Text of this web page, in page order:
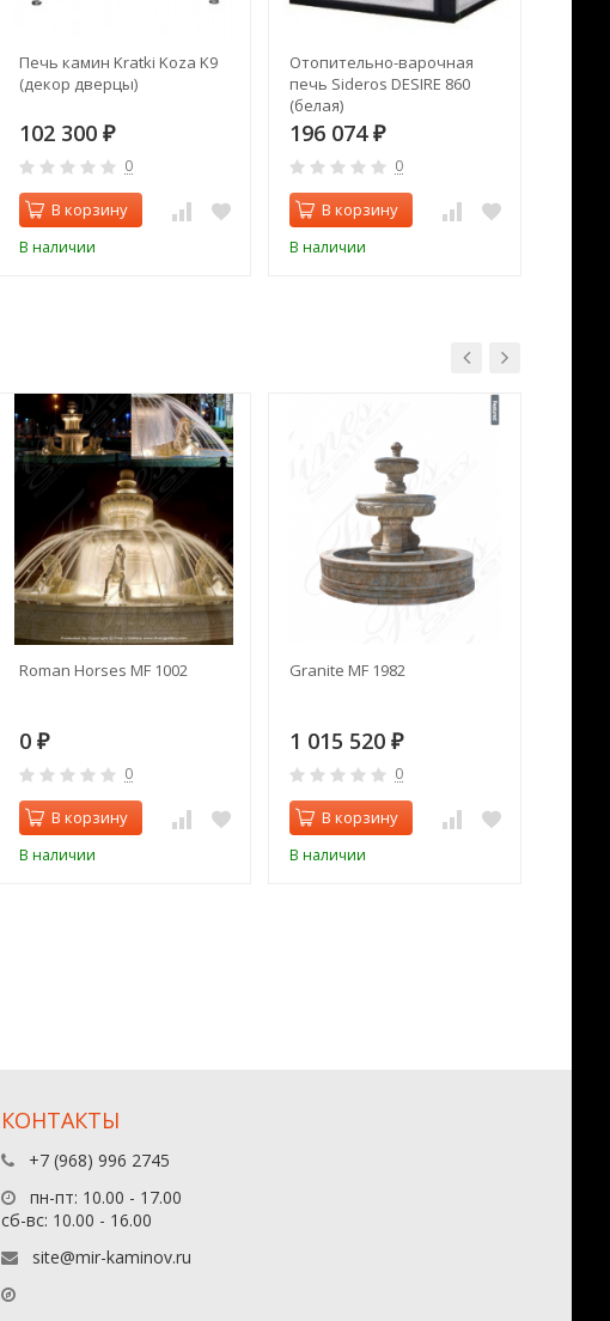
Печь камин Kratki Koza K9
(декор дверцы)
102 300 ₽
0
В корзину
В наличии
Отопительно-варочная
печь Sideros DESIRE 860
(белая)
196 074 ₽
0
В корзину
В наличии
Roman Horses MF 1002
0 ₽
0
В корзину
В наличии
Granite MF 1982
1 015 520 ₽
0
В корзину
В наличии
КОНТАКТЫ
+7 (968) 996 2745
пн-пт: 10.00 - 17.00
сб-вс: 10.00 - 16.00
site@mir-kaminov.ru